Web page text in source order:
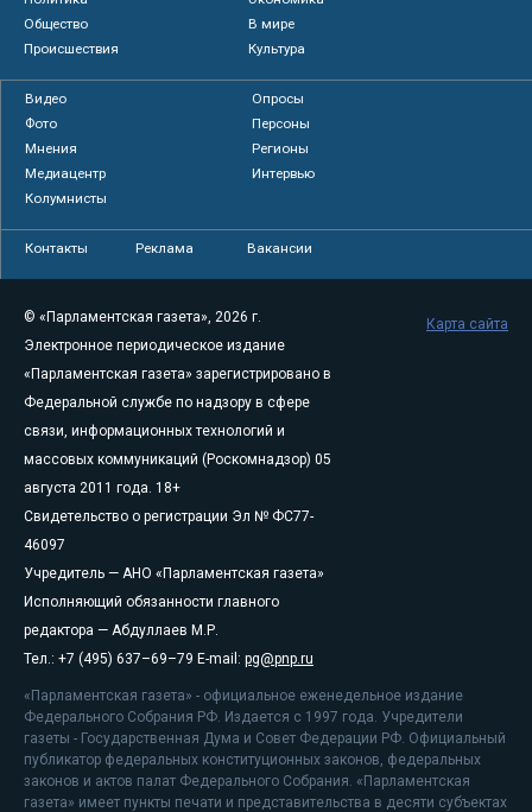
Общество
В мире
Происшествия
Культура
Видео
Опросы
Фото
Персоны
Мнения
Регионы
Медиацентр
Интервью
Колумнисты
Контакты Реклама Вакансии
© «Парламентская газета», 2026 г.
Электронное периодическое издание
«Парламентская газета» зарегистрировано в
Федеральной службе по надзору в сфере
связи, информационных технологий и
массовых коммуникаций (Роскомнадзор) 05
августа 2011 года. 18+
Свидетельство о регистрации Эл № ФС77-
46097
Учредитель — АНО «Парламентская газета»
Исполняющий обязанности главного
редактора — Абдуллаев М.Р.
Тел.: +7 (495) 637–69–79 E-mail: pg@pnp.ru
«Парламентская газета» - официальное еженедельное издание
Федерального Собрания РФ. Издается с 1997 года. Учредители
газеты - Государственная Дума и Совет Федерации РФ. Официальный
публикатор федеральных конституционных законов, федеральных
законов и актов палат Федерального Собрания. «Парламентская
газета» имеет пункты печати и представительства в десяти субъектах
Карта сайта